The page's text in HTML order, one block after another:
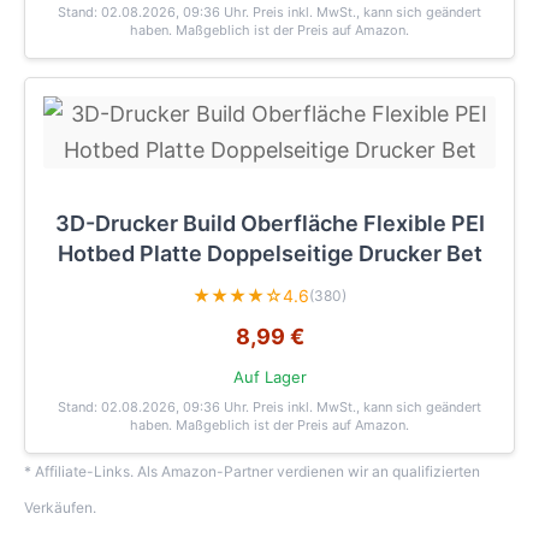
Stand: 02.08.2026, 09:36 Uhr. Preis inkl. MwSt., kann sich geändert
haben. Maßgeblich ist der Preis auf Amazon.
3D-Drucker Build Oberfläche Flexible PEI
Hotbed Platte Doppelseitige Drucker Bet
★★★★☆4.6(380)
8,99 €
Auf Lager
Stand: 02.08.2026, 09:36 Uhr. Preis inkl. MwSt., kann sich geändert
haben. Maßgeblich ist der Preis auf Amazon.
* Affiliate-Links. Als Amazon-Partner verdienen wir an qualifizierten
Verkäufen.